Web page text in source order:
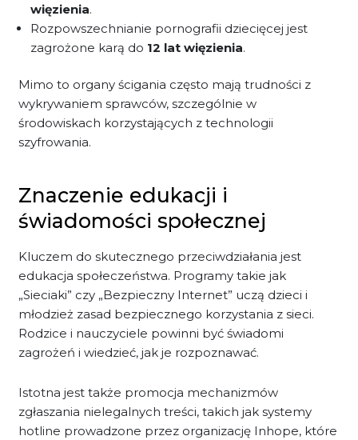
więzienia.
Rozpowszechnianie pornografii dziecięcej jest
zagrożone karą do 12 lat więzienia.
Mimo to organy ścigania często mają trudności z
wykrywaniem sprawców, szczególnie w
środowiskach korzystających z technologii
szyfrowania.
Znaczenie edukacji i
świadomości społecznej
Kluczem do skutecznego przeciwdziałania jest
edukacja społeczeństwa. Programy takie jak
„Sieciaki” czy „Bezpieczny Internet” uczą dzieci i
młodzież zasad bezpiecznego korzystania z sieci.
Rodzice i nauczyciele powinni być świadomi
zagrożeń i wiedzieć, jak je rozpoznawać.
Istotna jest także promocja mechanizmów
zgłaszania nielegalnych treści, takich jak systemy
hotline prowadzone przez organizację Inhope, które